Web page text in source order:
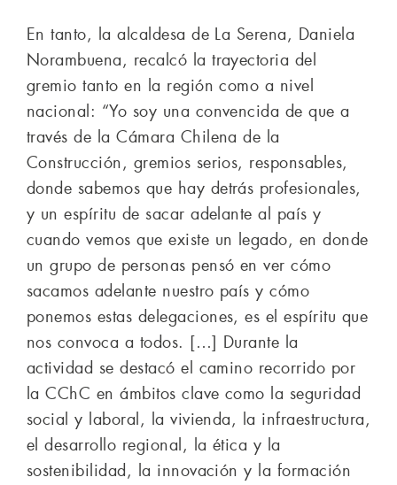
En tanto, la alcaldesa de La Serena, Daniela
Norambuena, recalcó la trayectoria del
gremio tanto en la región como a nivel
nacional: “Yo soy una convencida de que a
través de la Cámara Chilena de la
Construcción, gremios serios, responsables,
donde sabemos que hay detrás profesionales,
y un espíritu de sacar adelante al país y
cuando vemos que existe un legado, en donde
un grupo de personas pensó en ver cómo
sacamos adelante nuestro país y cómo
ponemos estas delegaciones, es el espíritu que
nos convoca a todos. […] Durante la
actividad se destacó el camino recorrido por
la CChC en ámbitos clave como la seguridad
social y laboral, la vivienda, la infraestructura,
el desarrollo regional, la ética y la
sostenibilidad, la innovación y la formación